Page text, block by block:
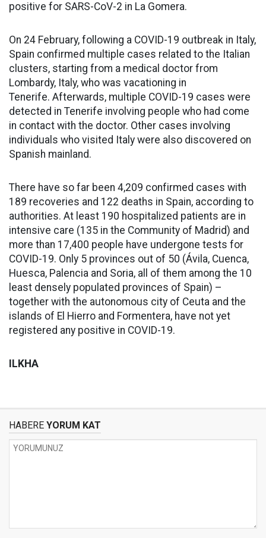
positive for SARS-CoV-2 in La Gomera.
On 24 February, following a COVID-19 outbreak in Italy,
Spain confirmed multiple cases related to the Italian
clusters, starting from a medical doctor from
Lombardy, Italy, who was vacationing in
Tenerife. Afterwards, multiple COVID-19 cases were
detected in Tenerife involving people who had come
in contact with the doctor. Other cases involving
individuals who visited Italy were also discovered on
Spanish mainland.
There have so far been 4,209 confirmed cases with
189 recoveries and 122 deaths in Spain, according to
authorities. At least 190 hospitalized patients are in
intensive care (135 in the Community of Madrid) and
more than 17,400 people have undergone tests for
COVID-19. Only 5 provinces out of 50 (Ávila, Cuenca,
Huesca, Palencia and Soria, all of them among the 10
least densely populated provinces of Spain) –
together with the autonomous city of Ceuta and the
islands of El Hierro and Formentera, have not yet
registered any positive in COVID-19.
ILKHA
HABERE YORUM KAT